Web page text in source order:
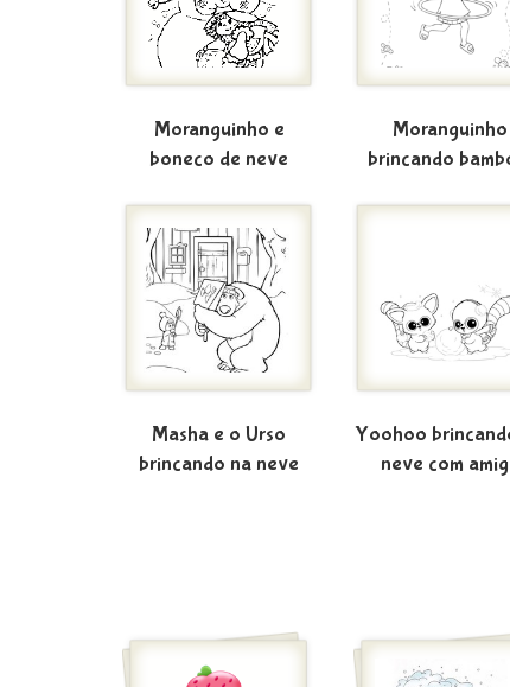
Moranguinho e
boneco de neve
Moranguinho
brincando
Masha e o Urso
brincando na neve
Yoohoo
neve com